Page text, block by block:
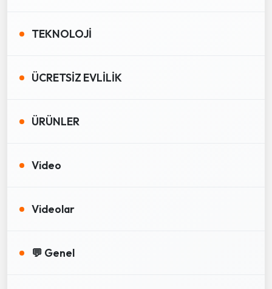
TEKNOLOJİ
ÜCRETSİZ EVLİLİK
ÜRÜNLER
Video
Videolar
💬 Genel